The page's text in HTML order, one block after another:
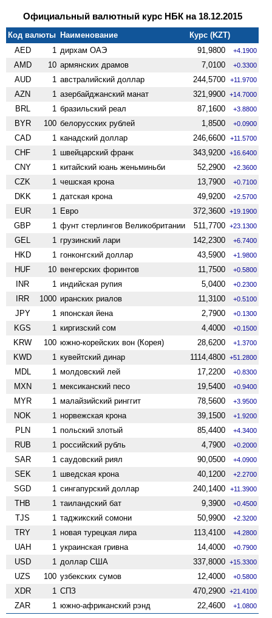
Официальный валютный курс НБК на 18.12.2015
Код валюты Наименование
Курс (KZT)
AED
1 дирхам ОАЭ 91,9800 +4.1900
AMD 10 армянских драмов 7,0100 +0.3300
AUD 1 австралийский доллар 244,5700 +11.9700
AZN 1 азербайджанский манат 321,9900 +14.7000
BRL 1 бразильский реал 87,1600 +3.8800
BYR 100 белорусских рублей 1,8500 +0.0900
CAD 1 канадский доллар 246,6600 +11.5700
CHF 1 швейцарский франк 343,9200 +16.6400
CNY 1 китайский юань женьминьби 52,2900 +2.3600
CZK 1 чешская крона 13,7900 +0.7100
DKK 1 датская крона 49,9200 +2.5700
EUR 1 Евро 372,3600 +19.1900
GBP 1 фунт стерлингов Велико­британии 511,7700 +23.1300
GEL 1 грузинский лари 142,2300 +6.7400
HKD 1 гонконгский доллар 43,5900 +1.9800
HUF 10 венгерских форинтов 11,7500 +0.5800
INR 1 индийская рупия 5,0400 +0.2300
IRR 1000 иранских риалов 11,3100 +0.5100
JPY 1 японская йена 2,7900 +0.1300
KGS 1 киргизский сом 4,4000 +0.1500
KRW 100 южно-корейских вон (Корея) 28,6200 +1.3700
KWD 1 кувейтский динар 1114,4800 +51.2800
MDL 1 молдовский лей 17,2200 +0.8300
MXN 1 мексиканский песо 19,5400 +0.9400
MYR 1 малайзийский ринггит 78,5600 +3.9500
NOK 1 норвежская крона 39,1500 +1.9200
PLN 1 польский злотый 85,4400 +4.3400
RUB 1 российский рубль 4,7900 +0.2000
SAR 1 саудовский риял 90,0500 +4.0900
SEK 1 шведская крона 40,1200 +2.2700
SGD 1 сингапурский доллар 240,1400 +11.3900
THB 1 таиландский бат 9,3900 +0.4500
TJS 1 таджикский сомони 50,9900 +2.3200
TRY 1 новая турецкая лира 113,4100 +4.2800
UAH 1 украинская гривна 14,4000 +0.7900
USD 1 доллар США 337,8000 +15.3300
UZS 100 узбекских сумов 12,4000 +0.5800
XDR 1 СПЗ 470,2900 +21.4100
ZAR 1 южно-африканский рэнд 22,4600 +1.0800